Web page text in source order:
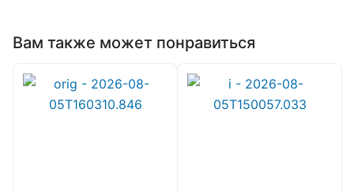
Вам также может понравиться